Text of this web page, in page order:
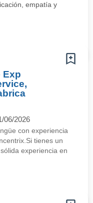
empatía y
Exp
06/2026
con experiencia
tienes un
experiencia en